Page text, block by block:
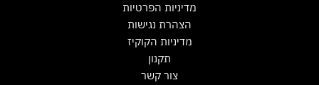
מדיניות הפרטיות
הצהרת נגישות
מדיניות הקוקיז
תקנון
צור קשר